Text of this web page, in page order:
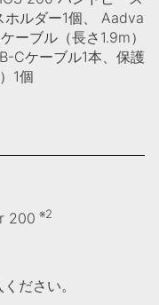
ルダー1個、 Aadva
ーブル（長さ1.9m）
Cケーブル1本、保護
1個
200 ※2
ださい。